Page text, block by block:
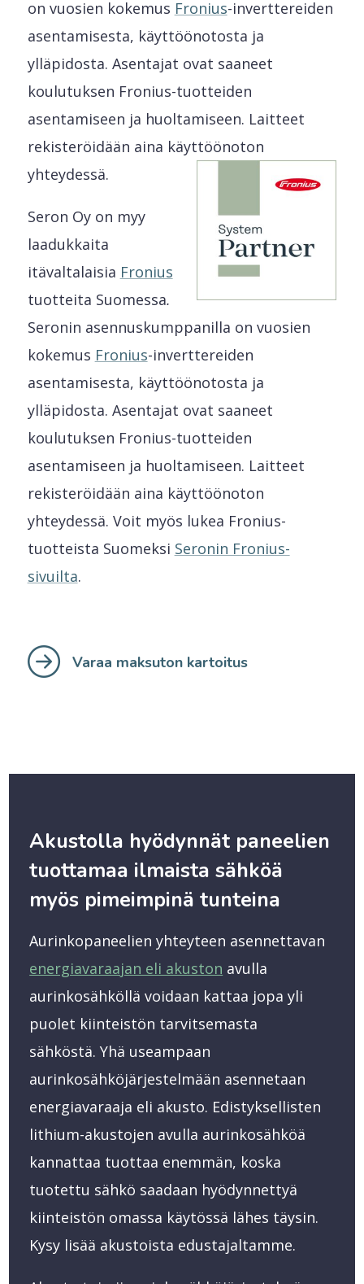
on vuosien kokemus Fronius-inverttereiden
asentamisesta, käyttöönotosta ja
ylläpidosta. Asentajat ovat saaneet
koulutuksen Fronius-tuotteiden
asentamiseen ja huoltamiseen. Laitteet
rekisteröidään aina käyttöönoton
yhteydessä.
Seron Oy on myy
laadukkaita
itävaltalaisia Fronius
tuotteita Suomessa.
Seronin asennuskumppanilla on vuosien
kokemus Fronius-inverttereiden
asentamisesta, käyttöönotosta ja
ylläpidosta. Asentajat ovat saaneet
koulutuksen Fronius-tuotteiden
asentamiseen ja huoltamiseen. Laitteet
rekisteröidään aina käyttöönoton
yhteydessä. Voit myös lukea Fronius-
tuotteista Suomeksi Seronin Fronius-
sivuilta.
Varaa maksuton kartoitus
Akustolla hyödynnät paneelien
tuottamaa ilmaista sähköä
myös pimeimpinä tunteina
Aurinkopaneelien yhteyteen asennettavan
energiavaraajan eli akuston avulla
aurinkosähköllä voidaan kattaa jopa yli
puolet kiinteistön tarvitsemasta
sähköstä. Yhä useampaan
aurinkosähköjärjestelmään asennetaan
energiavaraaja eli akusto. Edistyksellisten
lithium-akustojen avulla aurinkosähköä
kannattaa tuottaa enemmän, koska
tuotettu sähkö saadaan hyödynnettyä
kiinteistön omassa käytössä lähes täysin.
Kysy lisää akustoista edustajaltamme.